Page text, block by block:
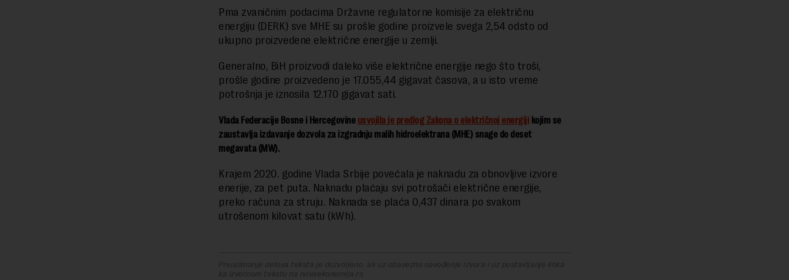
Pma zvaničnim podacima Državne regulatorne komisije za električnu
energiju (DERK) sve MHE su prošle godine proizvele svega 2,54 odsto od
ukupno proizvedene električne energije u zemlji.
Generalno, BiH proizvodi daleko više električne energije nego što troši,
prošle godine proizvedeno je 17.055,44 gigavat časova, a u isto vreme
potrošnja je iznosila 12.170 gigavat sati.
Vlada Federacije Bosne i Hercegovine usvojila je predlog Zakona o električnoj energiji kojim se
zaustavlja izdavanje dozvola za izgradnju malih hidroelektrana (MHE) snage do deset
megavata (MW).
Krajem 2020. godine Vlada Srbije povećala je naknadu za obnovljive izvore
enerije, za pet puta. Naknadu plaćaju svi potrošači električne energije,
preko računa za struju. Naknada se plaća 0,437 dinara po svakom
utrošenom kilovat satu (kWh).
Preuzimanje delova teksta je dozvoljeno, ali uz obavezno navođenje izvora i uz postavljanje linka
ka izvornom tekstu na novaekonomija.rs